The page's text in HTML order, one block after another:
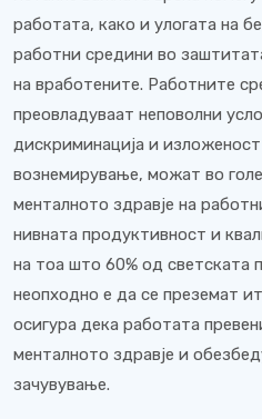
работата, како и улогата на
работни средини во
на вработените. Работните
преовладуваат неповолни
дискриминација и
вознемирување, можат во
менталното здравје на
нивната продуктивност и
на тоа што 60% од светската
неопходно е да се преземат
осигура дека работата
менталното здравје и
зачувување.